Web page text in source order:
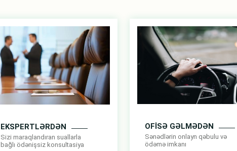
EKSPERTLƏRDƏN
Sizi maraqlandıran suallarla
bağlı ödənişsiz konsultasiya
OFİSƏ GƏLMƏDƏN
Sənədlərin onlayn qəbulu və
ödəmə imkanı